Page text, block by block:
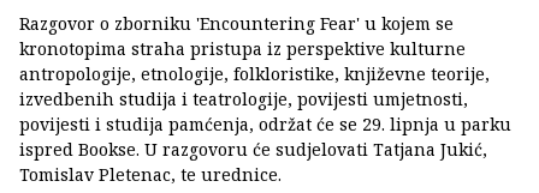
Razgovor o zborniku 'Encountering Fear' u kojem se
kronotopima straha pristupa iz perspektive kulturne
antropologije, etnologije, folkloristike, književne teorije,
izvedbenih studija i teatrologije, povijesti umjetnosti,
povijesti i studija pamćenja, održat će se 29. lipnja u parku
ispred Bookse. U razgovoru će sudjelovati Tatjana Jukić,
Tomislav Pletenac, te urednice.